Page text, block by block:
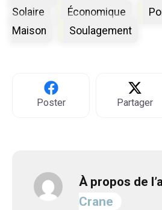
Solaire
Économique
Maison
Soulagement
Poster Partager
À propos de
Crane